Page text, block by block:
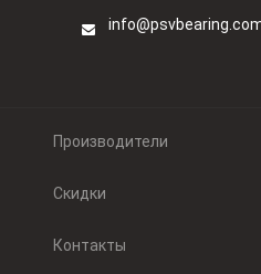
Производители
Скидки
Контакты